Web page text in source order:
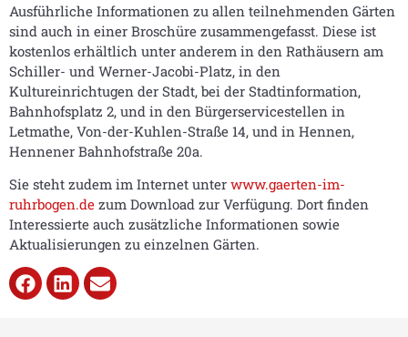
Ausführliche Informationen zu allen teilnehmenden Gärten
sind auch in einer Broschüre zusammengefasst. Diese ist
kostenlos erhältlich unter anderem in den Rathäusern am
Schiller- und Werner-Jacobi-Platz, in den
Kultureinrichtugen der Stadt, bei der Stadtinformation,
Bahnhofsplatz 2, und in den Bürgerservicestellen in
Letmathe, Von-der-Kuhlen-Straße 14, und in Hennen,
Hennener Bahnhofstraße 20a.
Sie steht zudem im Internet unter www.gaerten-im-
ruhrbogen.de zum Download zur Verfügung. Dort finden
Interessierte auch zusätzliche Informationen sowie
Aktualisierungen zu einzelnen Gärten.